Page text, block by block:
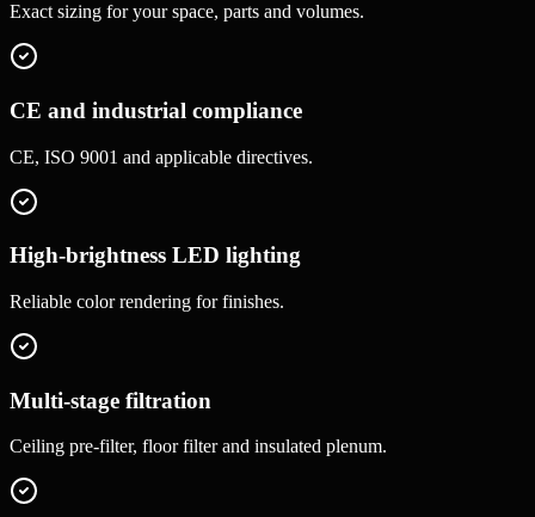
Exact sizing for your space, parts and volumes.
CE and industrial compliance
CE, ISO 9001 and applicable directives.
High-brightness LED lighting
Reliable color rendering for finishes.
Multi-stage filtration
Ceiling pre-filter, floor filter and insulated plenum.